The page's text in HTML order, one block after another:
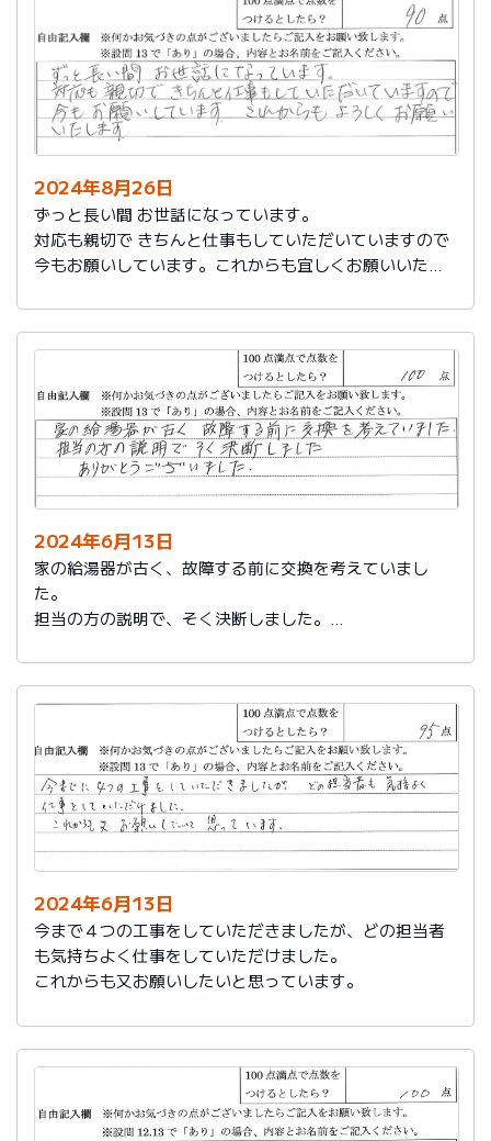
2024年8月26日
ずっと長い間 お世話になっています。
対応も親切で きちんと仕事もしていただいていますので
今もお願いしています。これからも宜しくお願いいたし
2024年6月13日
家の給湯器が古く、故障する前に交換を考えていまし
た。
担当の方の説明で、そく決断しました。
2024年6月13日
今まで４つの工事をしていただきましたが、どの担当者
も気持ちよく仕事をしていただけました。
これからも又お願いしたいと思っています。